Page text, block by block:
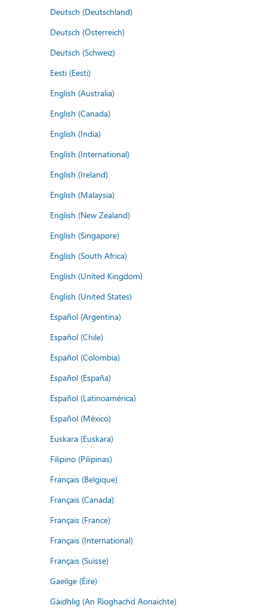
Deutsch (Deutschland)
Deutsch (Österreich)
Deutsch (Schweiz)
Eesti (Eesti)
English (Australia)
English (Canada)
English (India)
English (International)
English (Ireland)
English (Malaysia)
English (New Zealand)
English (Singapore)
English (South Africa)
English (United Kingdom)
English (United States)
Español (Argentina)
Español (Chile)
Español (Colombia)
Español (España)
Español (Latinoamérica)
Español (México)
Euskara (Euskara)
Filipino (Pilipinas)
Français (Belgique)
Français (Canada)
Français (France)
Français (International)
Français (Suisse)
Gaeilge (Éire)
Gàidhlig (An Rìoghachd Aonaichte)